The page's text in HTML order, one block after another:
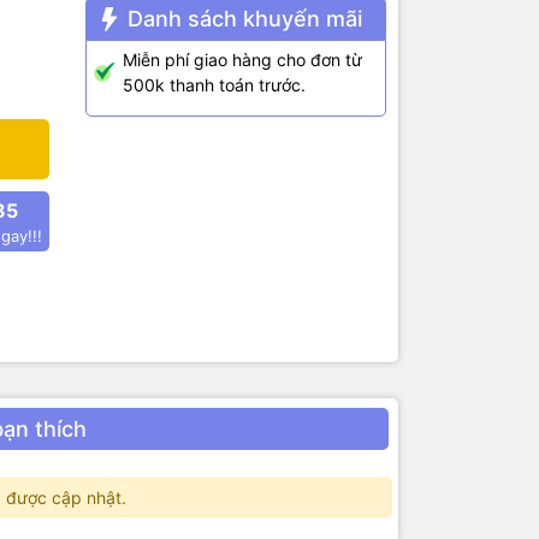
Danh sách khuyến mãi
Miễn phí giao hàng cho đơn từ
500k thanh toán trước.
thích
được cập nhật.
cần
áp.
vào.
sử
lưu ý
tra và